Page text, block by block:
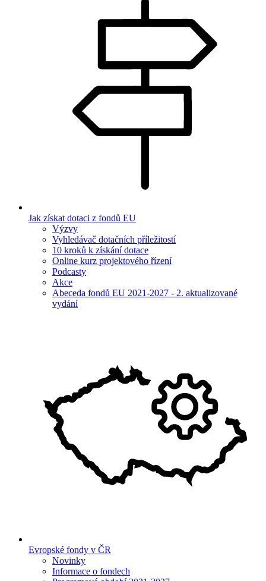
Jak získat dotaci z fondů EU
Výzvy
Vyhledávač dotačních příležitostí
10 kroků k získání dotace
Online kurz projektového řízení
Podcasty
Akce
Abeceda fondů EU 2021-2027 - 2. aktualizované
vydání
Evropské fondy v ČR
Novinky
Informace o fondech